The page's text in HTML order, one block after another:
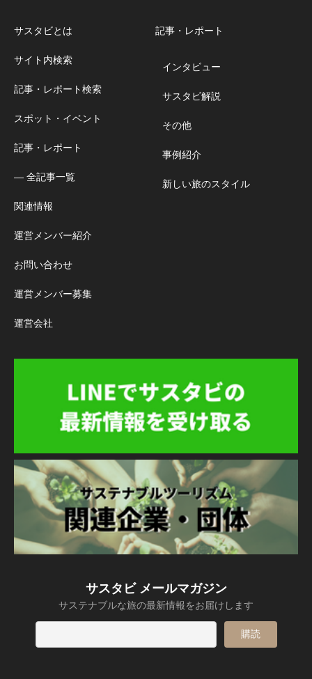
サスタビとは
サイト内検索
記事・レポート検索
スポット・イベント
記事・レポート
― 全記事一覧
関連情報
運営メンバー紹介
お問い合わせ
運営メンバー募集
運営会社
記事・レポート
インタビュー
サスタビ解説
その他
事例紹介
新しい旅のスタイル
サスタビ メールマガジン
サステナブルな旅の最新情報をお届けします